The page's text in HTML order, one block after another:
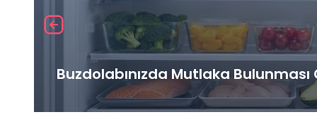
Buzdolabınızda Mutlaka Bulunması